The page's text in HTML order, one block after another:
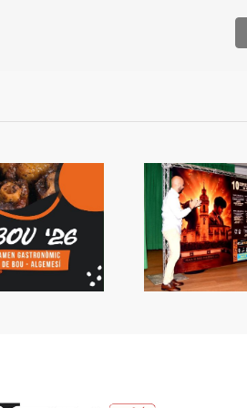
Presentada la Setmana
de Bous
La